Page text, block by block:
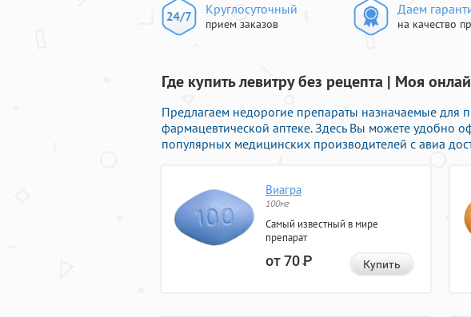
Круглосуточный
прием заказов
Даем
на качество
Где купить левитру без рецепта | Моя
Предлагаем недорогие препараты назначаемые для
фармацевтической аптеке. Здесь Вы можете удобно
популярных медицинских производителей с авиа
Виагра
100мг
Самый известный в мире
препарат
от 70Р Купить